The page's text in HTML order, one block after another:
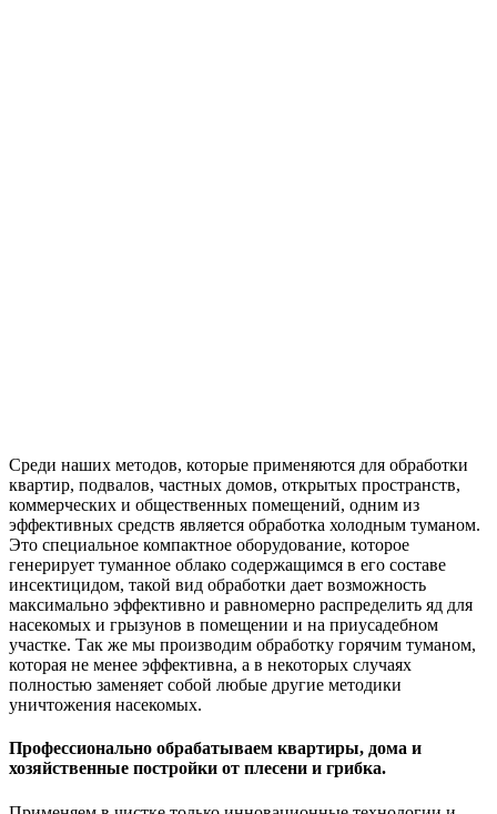
Среди наших методов, которые применяются для обработки
квартир, подвалов, частных домов, открытых пространств,
коммерческих и общественных помещений, одним из
эффективных средств является обработка холодным туманом.
Это специальное компактное оборудование, которое
генерирует туманное облако содержащимся в его составе
инсектицидом, такой вид обработки дает возможность
максимально эффективно и равномерно распределить яд для
насекомых и грызунов в помещении и на приусадебном
участке. Так же мы производим обработку горячим туманом,
которая не менее эффективна, а в некоторых случаях
полностью заменяет собой любые другие методики
уничтожения насекомых.
Профессионально обрабатываем квартиры, дома и
хозяйственные постройки от плесени и грибка.